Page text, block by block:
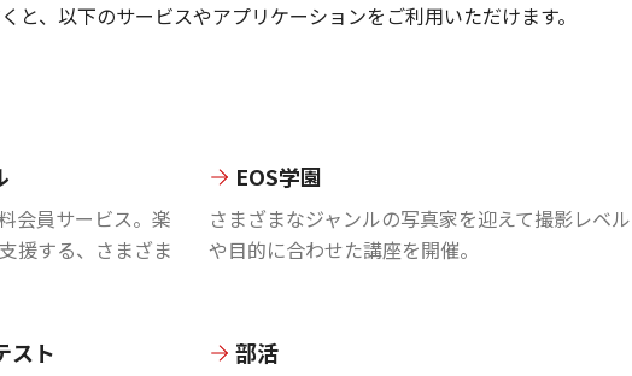
と、以下のサービスやアプリケーションをご利用いただけます。
会員サービス。楽
援する、さまざま
EOS学園
さまざまなジャンルの写真家を迎えて撮影レベル
や目的に合わせた講座を開催。
スト 部活